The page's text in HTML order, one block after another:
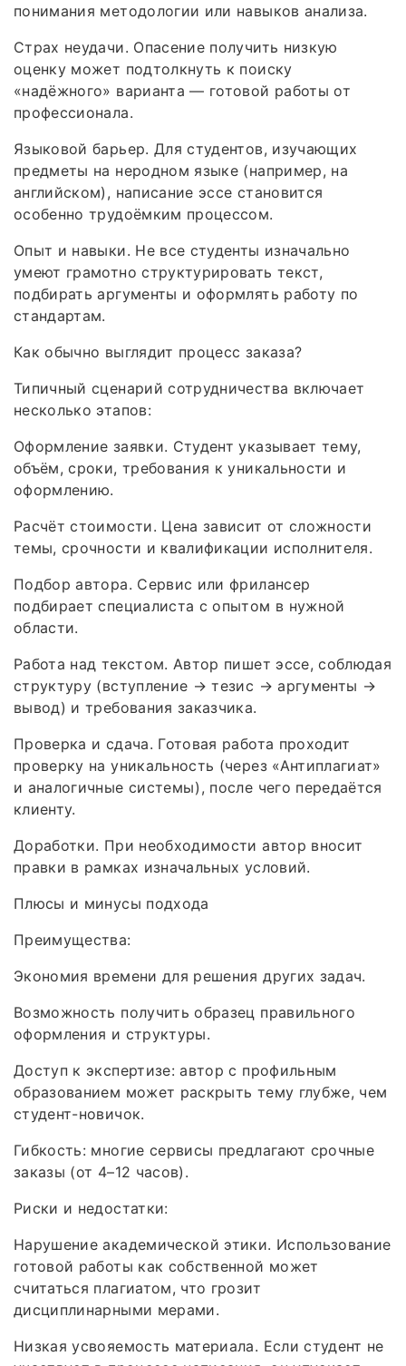
понимания методологии или навыков анализа.
Страх неудачи. Опасение получить низкую
оценку может подтолкнуть к поиску
«надёжного» варианта — готовой работы от
профессионала.
Языковой барьер. Для студентов, изучающих
предметы на неродном языке (например, на
английском), написание эссе становится
особенно трудоёмким процессом.
Опыт и навыки. Не все студенты изначально
умеют грамотно структурировать текст,
подбирать аргументы и оформлять работу по
стандартам.
Как обычно выглядит процесс заказа?
Типичный сценарий сотрудничества включает
несколько этапов:
Оформление заявки. Студент указывает тему,
объём, сроки, требования к уникальности и
оформлению.
Расчёт стоимости. Цена зависит от сложности
темы, срочности и квалификации исполнителя.
Подбор автора. Сервис или фрилансер
подбирает специалиста с опытом в нужной
области.
Работа над текстом. Автор пишет эссе, соблюдая
структуру (вступление → тезис → аргументы →
вывод) и требования заказчика.
Проверка и сдача. Готовая работа проходит
проверку на уникальность (через «Антиплагиат»
и аналогичные системы), после чего передаётся
клиенту.
Доработки. При необходимости автор вносит
правки в рамках изначальных условий.
Плюсы и минусы подхода
Преимущества:
Экономия времени для решения других задач.
Возможность получить образец правильного
оформления и структуры.
Доступ к экспертизе: автор с профильным
образованием может раскрыть тему глубже, чем
студент-новичок.
Гибкость: многие сервисы предлагают срочные
заказы (от 4–12 часов).
Риски и недостатки:
Нарушение академической этики. Использование
готовой работы как собственной может
считаться плагиатом, что грозит
дисциплинарными мерами.
Низкая усвояемость материала. Если студент не